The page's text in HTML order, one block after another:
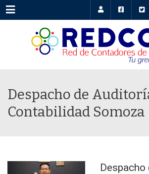
Menu
Despacho de
Contabilidad Somoza